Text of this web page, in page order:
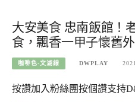
大安美食 忠南飯館！
食，飄香一甲子懷舊
咖啡色-文湖線 DWPLAY
按讚加入粉絲團按個讚支持